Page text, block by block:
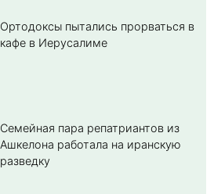
Ортодоксы пытались прорваться в
кафе в Иерусалиме
Семейная пара репатриантов из
Ашкелона работала на иранскую
разведку